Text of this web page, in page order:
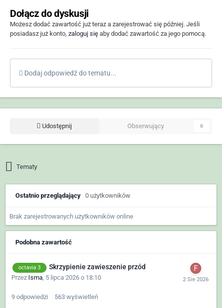
Dołącz do dyskusji
Możesz dodać zawartość już teraz a zarejestrować się później. Jeśli
posiadasz już konto, zaloguj się aby dodać zawartość za jego pomocą.
Dodaj odpowiedź do tematu...
Udostępnij Obserwujący 0
Tematy
Ostatnio przeglądający 0 użytkowników
Brak zarejestrowanych użytkowników online
Podobna zawartość
octavia 3 Skrzypienie zawieszenie przód
Przez Isma 5 lipca 2026 o 18:10
9 odpowiedzi 563 wyświetleń